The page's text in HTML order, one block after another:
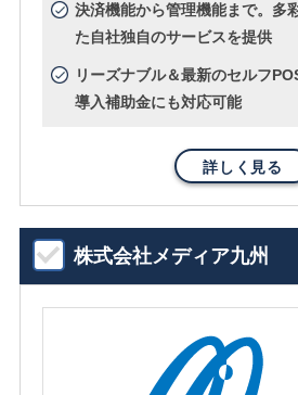
決済機能から管理機能まで。多
た自社独自のサービスを提供
リーズナブル＆最新のセルフ
導入補助金にも対応可能
詳しく見る
株式会社メディア九州